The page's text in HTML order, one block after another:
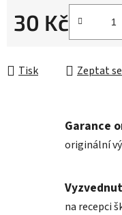
30 Kč
Tisk Zeptat se
Garance
originální
na recepci